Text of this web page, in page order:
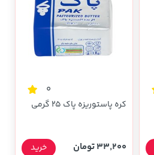
0
کره پاستوریزه پاک 25 گرمی
33,200 تومان خرید